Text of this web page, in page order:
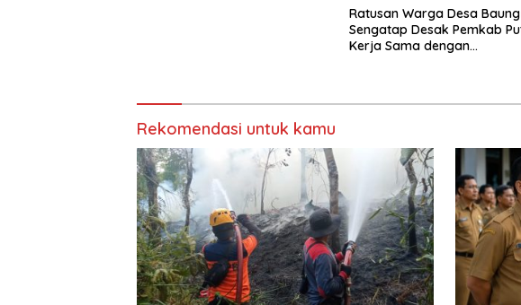
Ratusan Warga Desa Baung
Sengatap Desak Pemkab Putus
Kerja Sama dengan
Rekomendasi untuk kamu